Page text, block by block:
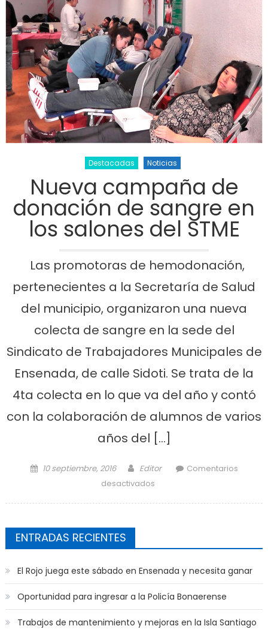
Destacadas Noticias
Nueva campaña de
donación de sangre en
los salones del STME
Las promotoras de hemodonación,
pertenecientes a la Secretaría de Salud
del municipio, organizaron una nueva
colecta de sangre en la sede del
Sindicato de Trabajadores Municipales de
Ensenada, de calle Sidoti. Se trata de la
4ta colecta en lo que va del año y contó
con la colaboración de alumnos de varios
años del […]
Posted on
10 septiembre, 2016 Author
Editor
Comentarios
desactivados
ENTRADAS RECIENTES
El Rojo juega este sábado en Ensenada y necesita ganar
Oportunidad para ingresar a la Policía Bonaerense
Trabajos de mantenimiento y mejoras en la Isla Santiago